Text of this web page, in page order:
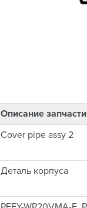
Описание запчасти
Cover pipe assy 2
Деталь корпуса